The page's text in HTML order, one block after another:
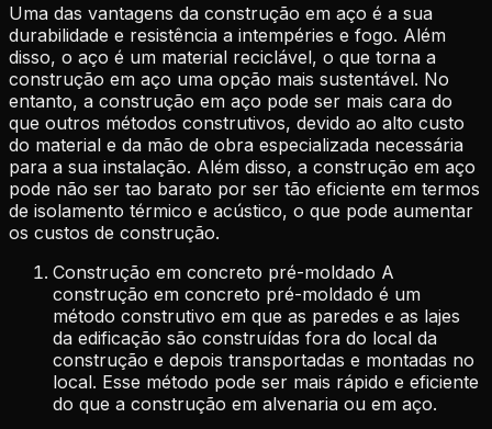
Uma das vantagens da construção em aço é a sua
durabilidade e resistência a intempéries e fogo. Além
disso, o aço é um material reciclável, o que torna a
construção em aço uma opção mais sustentável. No
entanto, a construção em aço pode ser mais cara do
que outros métodos construtivos, devido ao alto custo
do material e da mão de obra especializada necessária
para a sua instalação. Além disso, a construção em aço
pode não ser tao barato por ser tão eficiente em termos
de isolamento térmico e acústico, o que pode aumentar
os custos de construção.
Construção em concreto pré-moldado A
construção em concreto pré-moldado é um
método construtivo em que as paredes e as lajes
da edificação são construídas fora do local da
construção e depois transportadas e montadas no
local. Esse método pode ser mais rápido e eficiente
do que a construção em alvenaria ou em aço.